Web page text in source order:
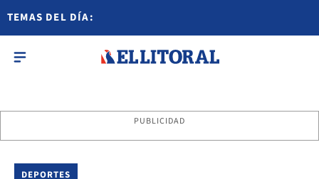
TEMAS DEL DÍA:
PUBLICIDAD
DEPORTES